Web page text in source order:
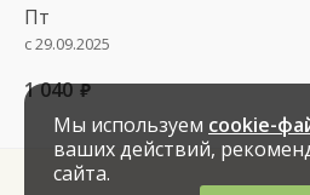
Пт
с 29.09.2025
1 040 руб.
Мы используем cookie-
ваших действий,
сайта.